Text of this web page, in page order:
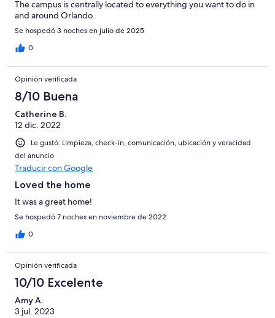
The campus is centrally located to everything you want to do in
and around Orlando.
Se hospedó 3 noches en julio de 2025
0
Opinión verificada
8/10 Buena
Catherine B.
12 dic. 2022
Le gustó: Limpieza, check-in, comunicación, ubicación y veracidad
del anuncio
Traducir con Google
Loved the home
It was a great home!
Se hospedó 7 noches en noviembre de 2022
0
Opinión verificada
10/10 Excelente
Amy A.
3 jul. 2023